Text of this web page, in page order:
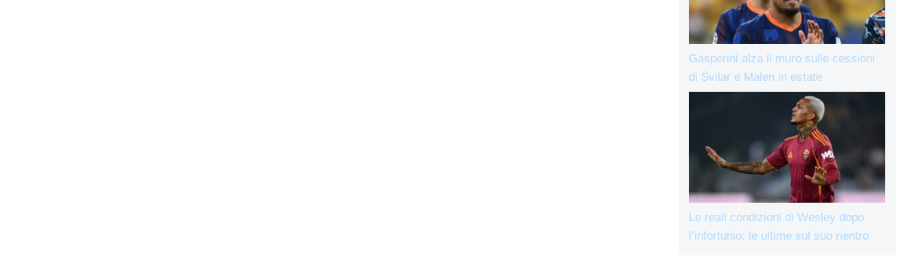
Gasperini alza il muro sulle cessioni
di Svilar e Malen in estate
Le reali condizioni di Wesley dopo
l’infortunio: le ultime sul suo rientro